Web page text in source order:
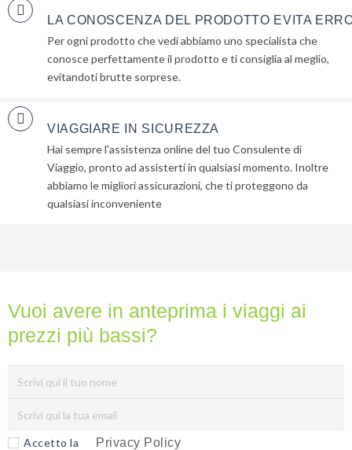
LA CONOSCENZA DEL PRODOTTO EVITA
Per ogni prodotto che vedi abbiamo uno specialista che
conosce perfettamente il prodotto e ti consiglia al meglio,
evitandoti brutte sorprese.
VIAGGIARE IN SICUREZZA
Hai sempre l'assistenza online del tuo Consulente di
Viaggio, pronto ad assisterti in qualsiasi momento. Inoltre
abbiamo le migliori assicurazioni, che ti proteggono da
qualsiasi inconveniente
Vuoi avere in anteprima i viaggi ai
prezzi più bassi?
Accetto la Privacy Policy